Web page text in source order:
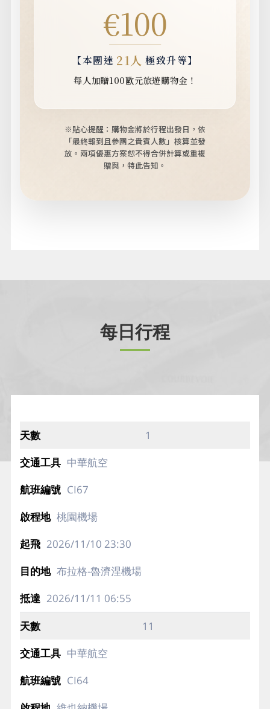
€100
【本團達 21人 極致升等】
每人加贈100歐元旅遊購物金！
※貼心提醒：購物金將於行程出發日，依
「最終報到且參團之貴賓人數」核算並發
放。 兩項優惠方案恕不得合併計算或重複
贈與，特此告知。
每日行程
1
中華航空
CI67
桃園機場
2026/11/10 23:30
布拉格-魯濟涅機場
2026/11/11 06:55
11
中華航空
CI64